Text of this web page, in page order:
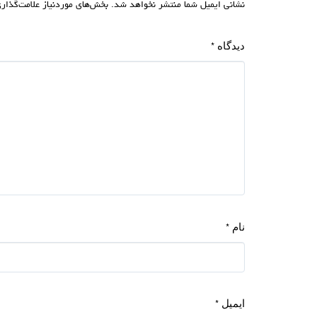
نشانی ایمیل شما منتشر نخواهد شد. بخش‌های موردنیاز
دیدگاه *
نام *
ایمیل *